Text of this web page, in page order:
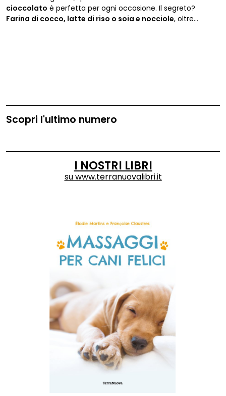
cioccolato è perfetta per ogni occasione. Il segreto?
Farina di cocco, latte di riso o soia e nocciole, oltre
Scopri l'ultimo numero
I NOSTRI LIBRI
suwww.terranuovalibri.it